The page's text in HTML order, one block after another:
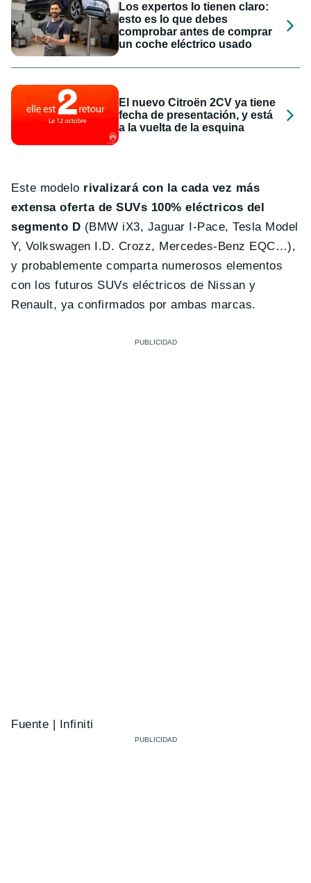
Los expertos lo tienen claro:
esto es lo que debes
comprobar antes de comprar
un coche eléctrico usado
El nuevo Citroën 2CV ya tiene
fecha de presentación, y está
a la vuelta de la esquina
Este modelo rivalizará con la cada vez más
extensa oferta de SUVs 100% eléctricos del
segmento D (BMW iX3, Jaguar I-Pace, Tesla Model
Y, Volkswagen I.D. Crozz, Mercedes-Benz EQC…),
y probablemente comparta numerosos elementos
con los futuros SUVs eléctricos de Nissan y
Renault, ya confirmados por ambas marcas.
Fuente | Infiniti